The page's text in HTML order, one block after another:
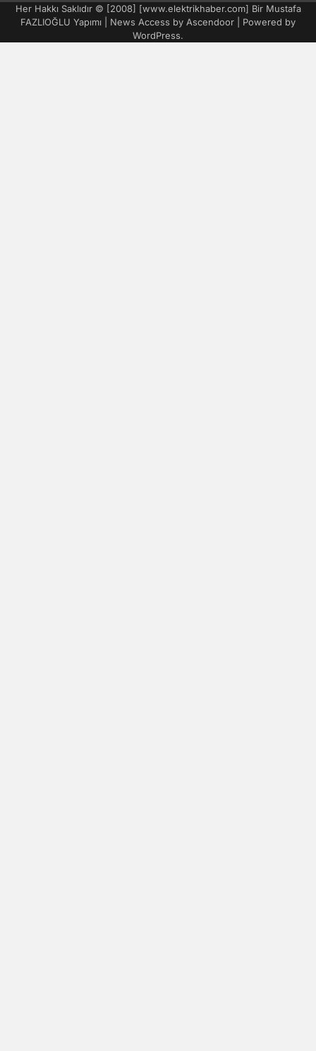
Her Hakkı Saklıdır © [2008] [www.elektrikhaber.com] Bir Mustafa
FAZLIOĞLU Yapımı | News Access by Ascendoor | Powered by
WordPress.